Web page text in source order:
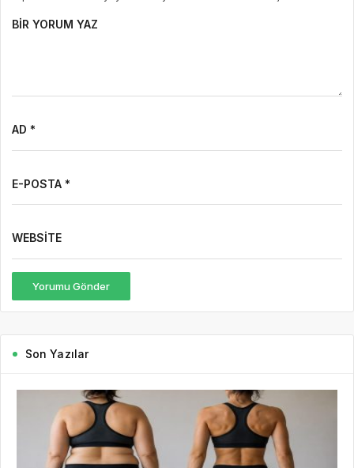
BIR YORUM YAZ
AD *
E-POSTA *
WEBSITE
Yorumu Gönder
Son Yazılar